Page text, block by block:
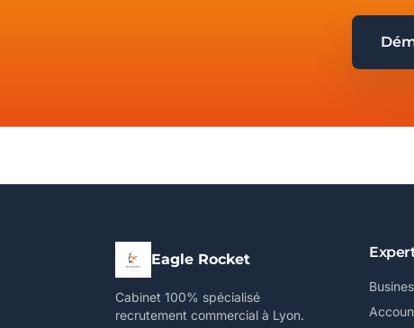
Eagle Rocket
Cabinet 100% spécialisé
recrutement commercial à Lyon.